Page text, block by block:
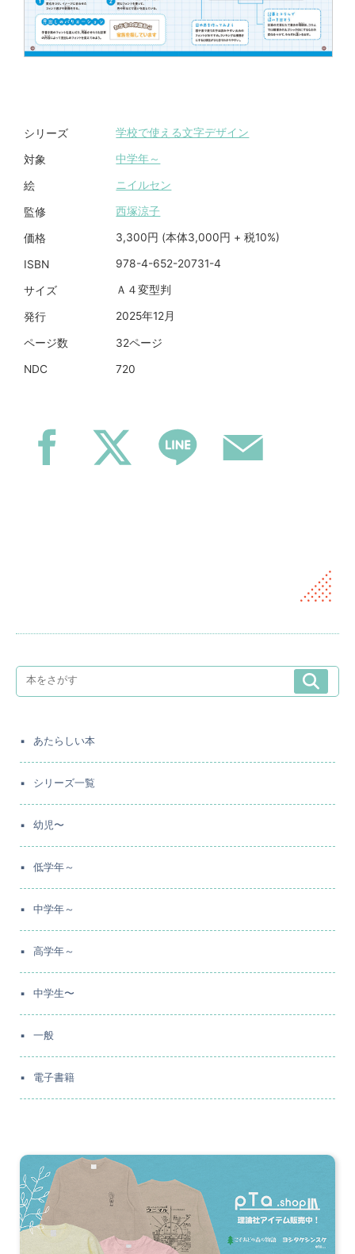
シリーズ 学校で使える文字デザイン
対象 中学年～
絵 ニイルセン
監修 西塚涼子
価格 3,300円 (本体3,000円 + 税10%)
ISBN 978-4-652-20731-4
サイズ Ａ４変型判
発行 2025年12月
ページ数 32ページ
NDC 720
あたらしい本
シリーズ一覧
幼児〜
低学年～
中学年～
高学年～
中学生〜
一般
電子書籍